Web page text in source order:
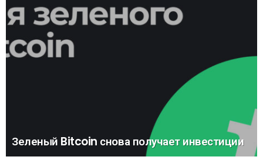
Зеленый Bitcoin снова получает инвестиции